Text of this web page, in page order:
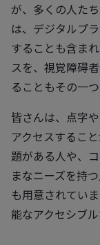
が、多くの人た
は、デジタルプ
することも含ま
スを、視覚障碍
ることもその一つ
皆さんは、点字
アクセスするこ
題がある人や、
まなニーズを持
も用意されてい
能なアクセシブ